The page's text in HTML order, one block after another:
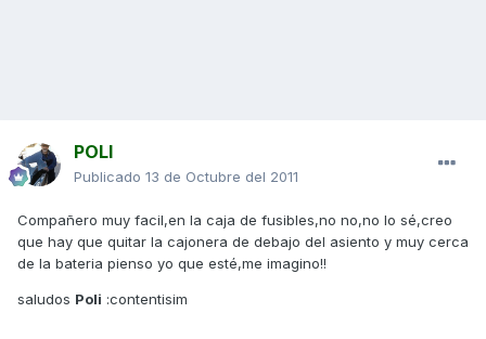
POLI
Publicado 13 de Octubre del 2011
Compañero muy facil,en la caja de fusibles,no no,no lo sé,creo
que hay que quitar la cajonera de debajo del asiento y muy cerca
de la bateria pienso yo que esté,me imagino!!
saludos Poli :contentisim